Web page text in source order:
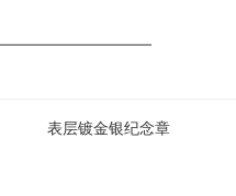
表层镀金银纪念章